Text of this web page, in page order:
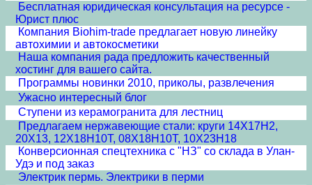
Бесплатная юридическая консультация на ресурсе -
Юрист плюс
Компания Biohim-trade предлагает новую линейку
автохимии и автокосметики
Наша компания рада предложить качественный
хостинг для вашего сайта.
Программы новинки 2010, приколы, развлечения
Ужасно интересный блог
Ступени из керамогранита для лестниц
Предлагаем нержавеющие стали: круги 14Х17Н2,
20Х13, 12Х18Н10Т, 08Х18Н10Т, 10Х23Н18
Конверсионная спецтехника с "НЗ" со склада в Улан-
Удэ и под заказ
Электрик пермь. Электрики в перми